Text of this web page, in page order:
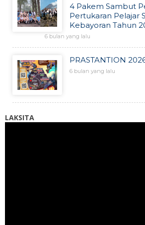
4 Pakem Sambut
Pertukaran Pelajar
Kebayoran Tahun
6 bulan yang lalu
PRASTANTION
6 bulan yang lalu
LAKSITA